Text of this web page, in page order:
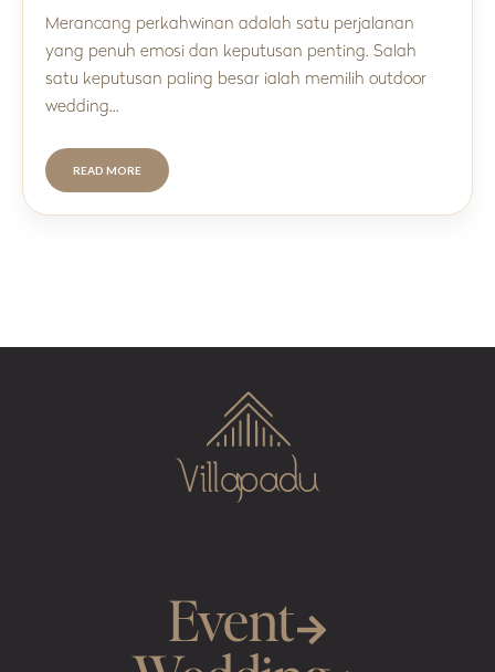
Merancang perkahwinan adalah satu perjalanan
yang penuh emosi dan keputusan penting. Salah
satu keputusan paling besar ialah memilih outdoor
wedding…
READ MORE
Event